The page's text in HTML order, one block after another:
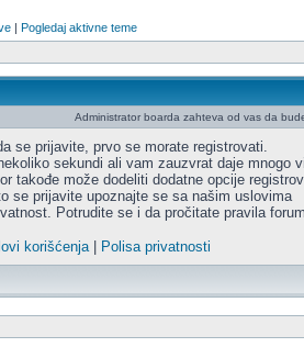
| Pogledaj aktivne teme
Administrator boarda zahteva od vas da
se prijavite, prvo se morate registrovati.
sekundi ali vam zauzvrat daje mnogo
takođe može dodeliti dodatne opcije
se prijavite upoznajte se sa našim uslovima
Potrudite se i da pročitate pravila
korišćenja| Polisa privatnosti